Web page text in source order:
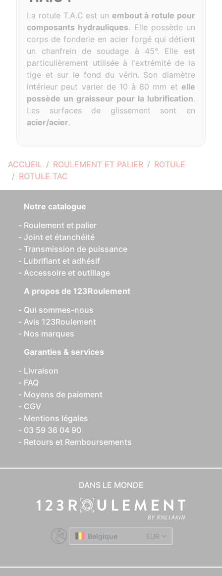
ACCUEIL ROULEMENT ET PALIER
ROTULE
ROTULE TAC
La rotule T.A.C est un embout à rotule pour
composants hydrauliques. Elle possède un
corps de fonderie en acier forgé qui détient
un chanfrein de soudage à 45°. Elle est
particulièrement utilisée à l'extrémité de la
tige et sur le fond du vérin. Son diamètre
intérieur peut varier de 10 à 80 mm et elle
possède un graisseur pour la lubrification.
Les surfaces de glissement sont en
acier/acier.
Notre catalogue
Roulement et palier
Joint et étanchéité
Transmission de puissance
Lubrifiant et adhésif
Accessoire et outillage
A propos de 123Roulement
Qui sommes-nous
Avis 123Roulement
Nos marques
Garanties & services
Livraison
FAQ
Moyens de paiement
CGV
Mentions légales
03 59 36 04 90
Retours et Remboursements
DANS LE MONDE
Belgique EUR